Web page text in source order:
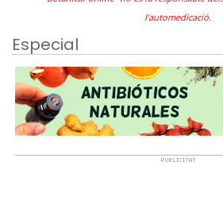
l'automedicació.
Especial